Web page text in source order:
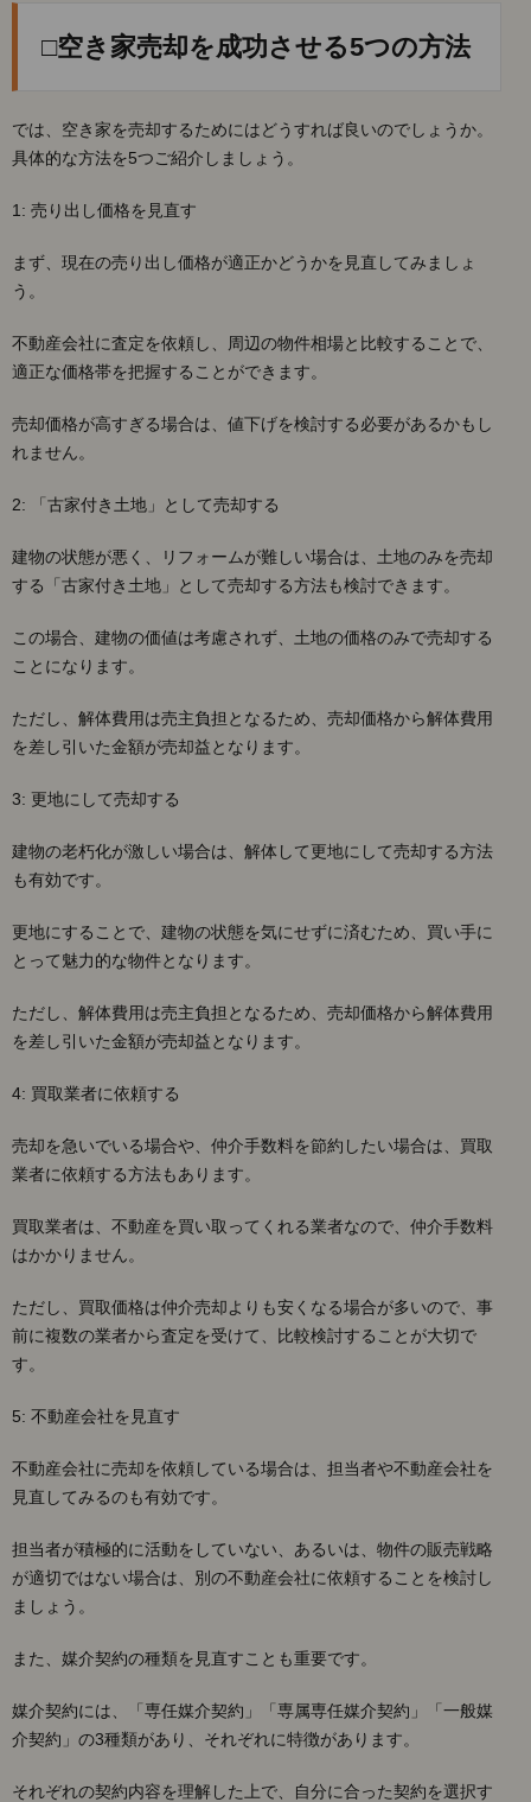
□空き家売却を成功させる5つの方法
では、空き家を売却するためにはどうすれば良いのでしょうか。
具体的な方法を5つご紹介しましょう。
1: 売り出し価格を見直す
まず、現在の売り出し価格が適正かどうかを見直してみましょ
う。
不動産会社に査定を依頼し、周辺の物件相場と比較することで、
適正な価格帯を把握することができます。
売却価格が高すぎる場合は、値下げを検討する必要があるかもし
れません。
2: 「古家付き土地」として売却する
建物の状態が悪く、リフォームが難しい場合は、土地のみを売却
する「古家付き土地」として売却する方法も検討できます。
この場合、建物の価値は考慮されず、土地の価格のみで売却する
ことになります。
ただし、解体費用は売主負担となるため、売却価格から解体費用
を差し引いた金額が売却益となります。
3: 更地にして売却する
建物の老朽化が激しい場合は、解体して更地にして売却する方法
も有効です。
更地にすることで、建物の状態を気にせずに済むため、買い手に
とって魅力的な物件となります。
ただし、解体費用は売主負担となるため、売却価格から解体費用
を差し引いた金額が売却益となります。
4: 買取業者に依頼する
売却を急いでいる場合や、仲介手数料を節約したい場合は、買取
業者に依頼する方法もあります。
買取業者は、不動産を買い取ってくれる業者なので、仲介手数料
はかかりません。
ただし、買取価格は仲介売却よりも安くなる場合が多いので、事
前に複数の業者から査定を受けて、比較検討することが大切で
す。
5: 不動産会社を見直す
不動産会社に売却を依頼している場合は、担当者や不動産会社を
見直してみるのも有効です。
担当者が積極的に活動をしていない、あるいは、物件の販売戦略
が適切ではない場合は、別の不動産会社に依頼することを検討し
ましょう。
また、媒介契約の種類を見直すことも重要です。
媒介契約には、「専任媒介契約」「専属専任媒介契約」「一般媒
介契約」の3種類があり、それぞれに特徴があります。
それぞれの契約内容を理解した上で、自分に合った契約を選択す